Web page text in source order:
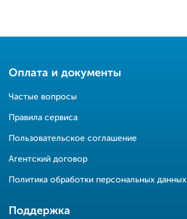
Оплата и документы
Частые вопросы
Правила сервиса
Пользовательское соглашение
Агентский договор
Политика обработки персональных данных
Поддержка